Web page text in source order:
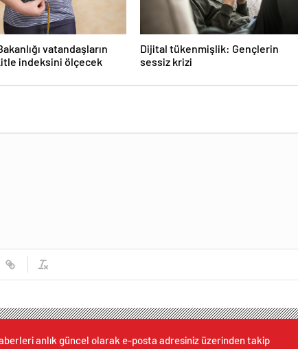
vatandaşların
indeksini ölçecek
Dijital tükenmişlik: Gençlerin
sessiz krizi
anlık güncel olarak e-posta adresiniz üzerinden takip